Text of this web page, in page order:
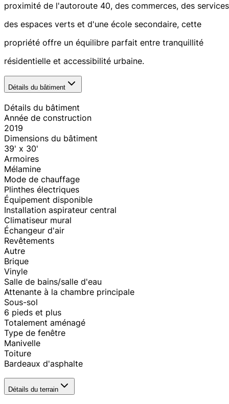
proximité de l'autoroute 40, des commerces, des
des espaces verts et d'une école secondaire, cette
propriété offre un équilibre parfait entre tranquillité
résidentielle et accessibilité urbaine.
Détails du bâtiment
Détails du bâtiment
Année de construction
2019
Dimensions du bâtiment
39' x 30'
Armoires
Mélamine
Mode de chauffage
Plinthes électriques
Équipement disponible
Installation aspirateur central
Climatiseur mural
Échangeur d'air
Revêtements
Autre
Brique
Vinyle
Salle de bains/salle d'eau
Attenante à la chambre principale
Sous-sol
6 pieds et plus
Totalement aménagé
Type de fenêtre
Manivelle
Toiture
Bardeaux d'asphalte
Détails du terrain